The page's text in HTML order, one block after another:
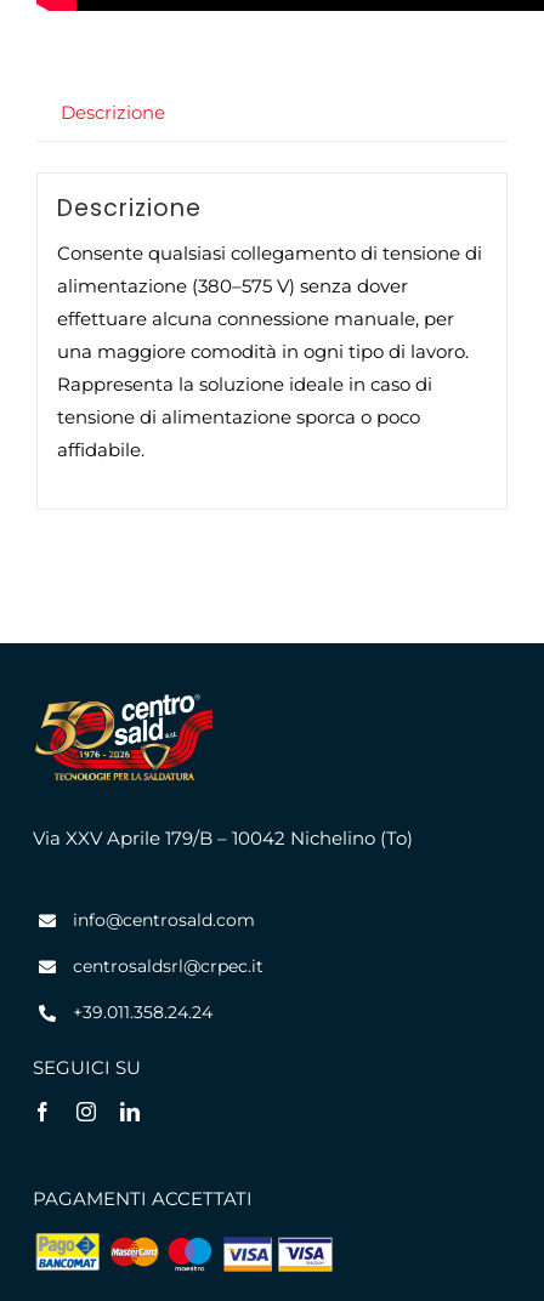
Descrizione
Descrizione
Consente qualsiasi collegamento di tensione di
alimentazione (380–575 V) senza dover
effettuare alcuna connessione manuale, per
una maggiore comodità in ogni tipo di lavoro.
Rappresenta la soluzione ideale in caso di
tensione di alimentazione sporca o poco
affidabile.
Via XXV Aprile 179/B – 10042 Nichelino (To)
info@centrosald.com
centrosaldsrl@crpec.it
+39.011.358.24.24
SEGUICI SU
PAGAMENTI ACCETTATI